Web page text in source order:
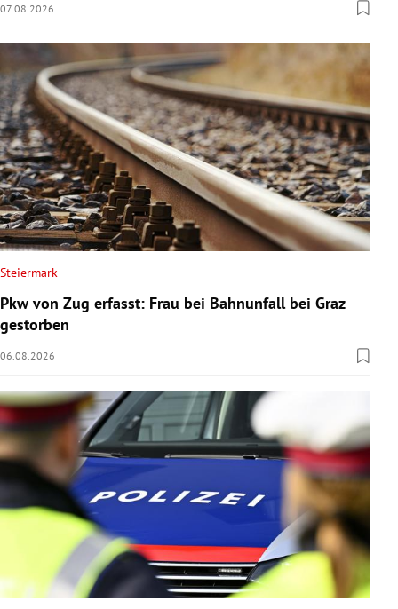
07.08.2026
Steiermark
Pkw von Zug erfasst: Frau bei Bahnunfall bei Graz
gestorben
06.08.2026